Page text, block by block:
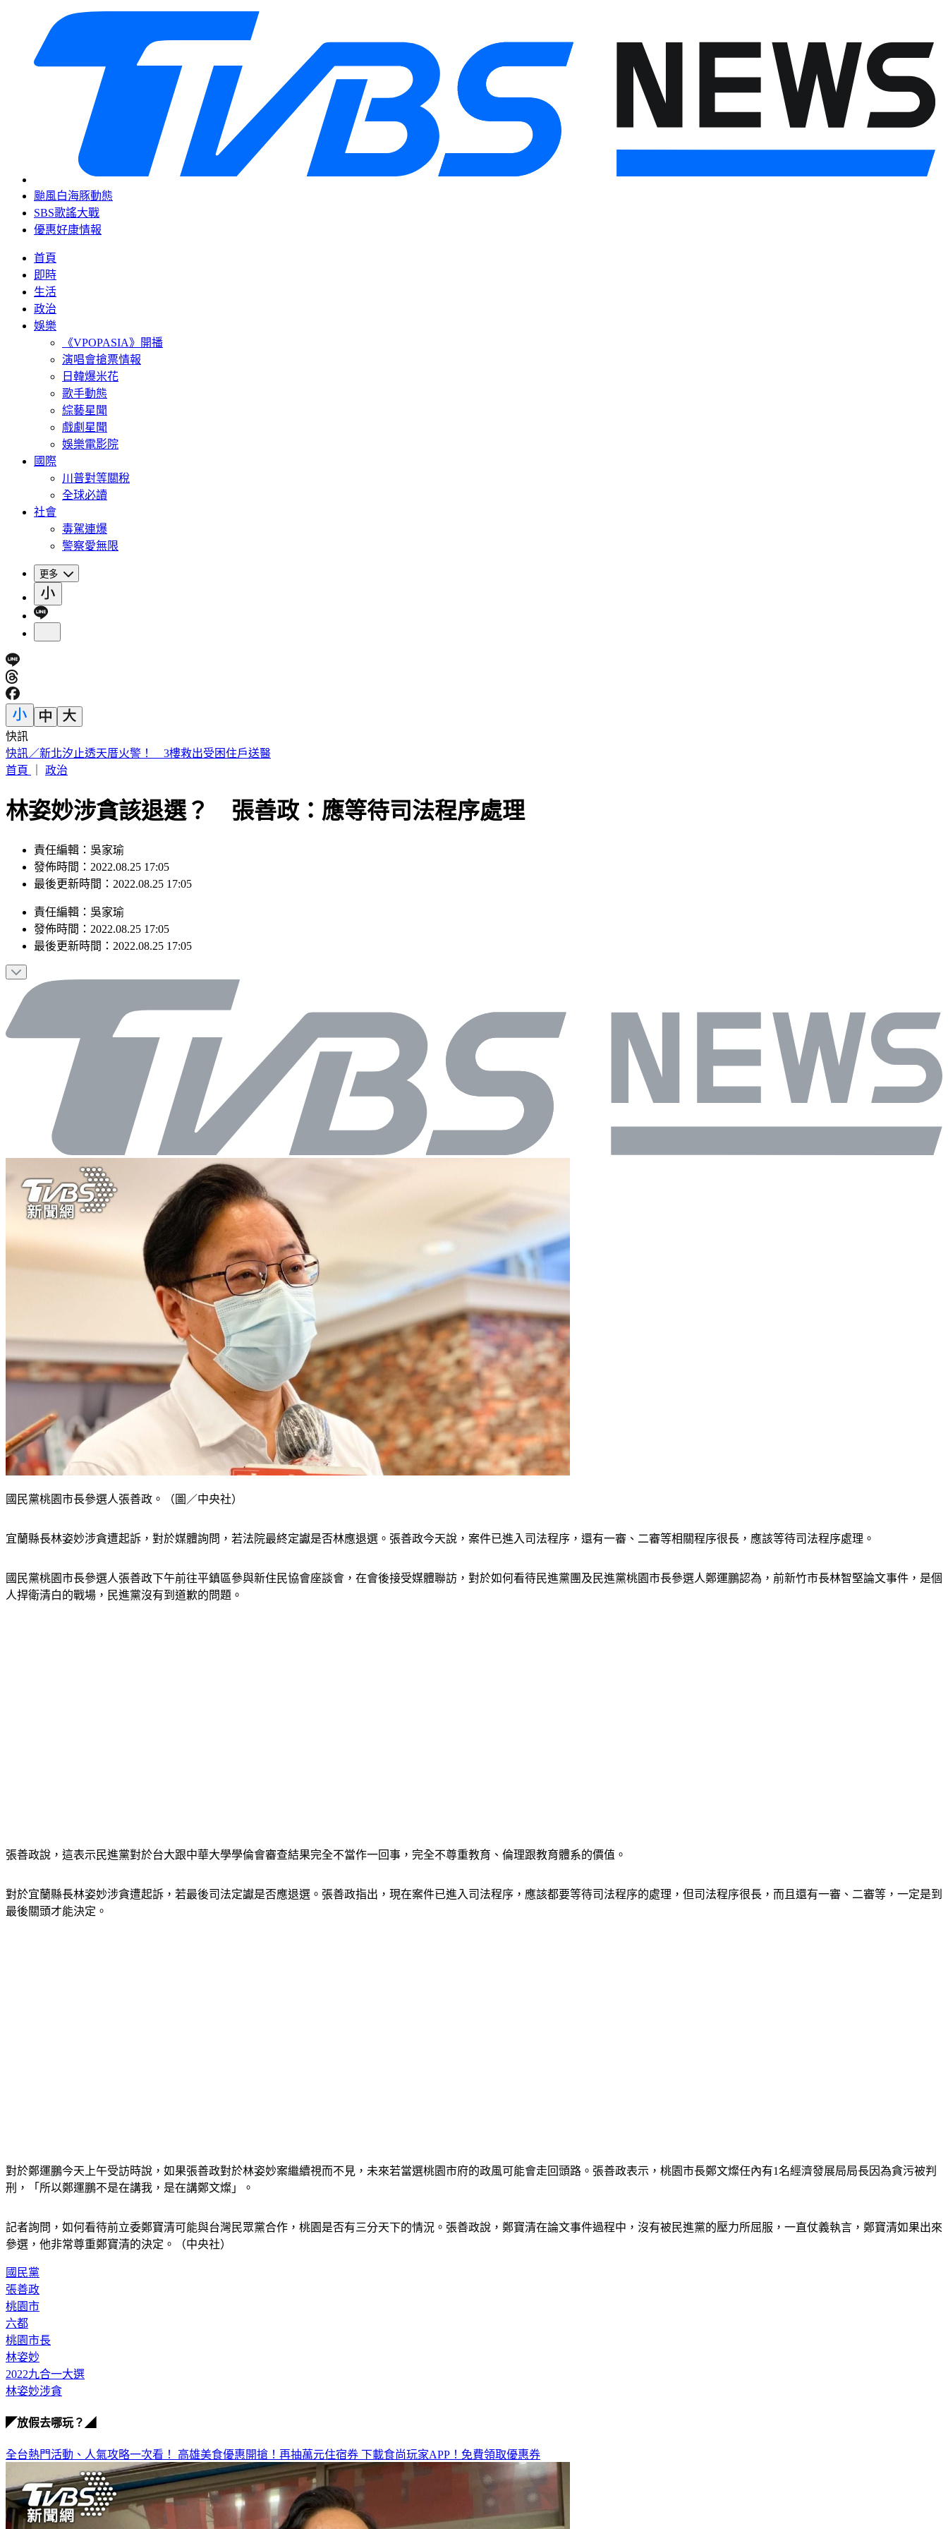
颱風白海豚動態
SBS歌謠大戰
優惠好康情報
首頁
即時
生活
政治
娛樂
《VPOPASIA》開播
演唱會搶票情報
日韓爆米花
歌手動態
綜藝星聞
戲劇星聞
娛樂電影院
國際
川普對等關稅
全球必讀
社會
毒駕連爆
警察愛無限
更多
快訊
日本人來台爆買！曬35公斤「超台戰利品」 網友見1物全笑翻
首頁
政治
林姿妙涉貪該退選？ 張善政：應等待司法程序處理
責任編輯：吳家瑜
發佈時間：2022.08.25 17:05
最後更新時間：2022.08.25 17:05
責任編輯 ： 吳家瑜
發佈時間： 2022.08.25 17:05
最後更新時間： 2022.08.25 17:05
國民黨桃園市長參選人張善政。（圖／中央社）
宜蘭縣長林姿妙涉貪遭起訴，對於媒體詢問，若法院最終定讞是否林應退選。張善政今天說，案件已進入司法程序，還有一審、二審等相關程序很長，應該等待司法程序處理。
國民黨桃園市長參選人張善政下午前往平鎮區參與新住民協會座談會，在會後接受媒體聯訪，對於如何看待民進黨團及民進黨桃園市長參選人鄭運鵬認為，前新竹市長林智堅論文事件，是個
人捍衛清白的戰場，民進黨沒有到道歉的問題。
張善政說，這表示民進黨對於台大跟中華大學學倫會審查結果完全不當作一回事，完全不尊重教育、倫理跟教育體系的價值。
對於宜蘭縣長林姿妙涉貪遭起訴，若最後司法定讞是否應退選。張善政指出，現在案件已進入司法程序，應該都要等待司法程序的處理，但司法程序很長，而且還有一審、二審等，一定是到
最後關頭才能決定。
對於鄭運鵬今天上午受訪時說，如果張善政對於林姿妙案繼續視而不見，未來若當選桃園市府的政風可能會走回頭路。張善政表示，桃園市長鄭文燦任內有1名經濟發展局局長因為貪污被判
刑，「所以鄭運鵬不是在講我，是在講鄭文燦」。
記者詢問，如何看待前立委鄭寶清可能與台灣民眾黨合作，桃園是否有三分天下的情況。張善政說，鄭寶清在論文事件過程中，沒有被民進黨的壓力所屈服，一直仗義執言，鄭寶清如果出來
參選，他非常尊重鄭寶清的決定。（中央社）
國民黨
張善政
桃園市
六都
桃園市長
林姿妙
2022九合一大選
林姿妙涉貪
◤放假去哪玩？◢
全台熱門活動、人氣攻略一次看！ 高雄美食優惠開搶！再抽萬元住宿券 下載食尚玩家APP！免費領取優惠券